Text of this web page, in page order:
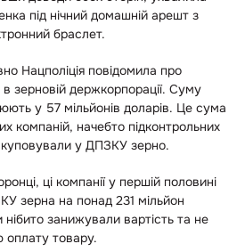
під нічний домашній арешт з
браслет.
Нацполіція повідомила про
зерновій держкорпорації. Суму
у 57 мільйонів доларів. Це сума
компаній, начебто підконтрольних
у ДПЗКУ зерно.
ці компанії у першій половині
зерна на понад 231 мільйон
занижували вартість та не
оплату товару.